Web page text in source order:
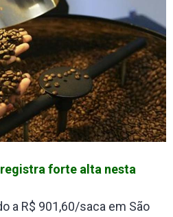
forte alta nesta
a R$ 901,60/saca em São